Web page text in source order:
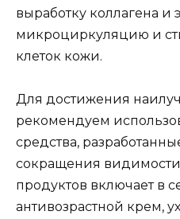
выработку коллагена и
микроциркуляцию и
клеток кожи.
Для достижения
рекомендуем
средства,
сокращения
продуктов включает в
антивозрастной крем,